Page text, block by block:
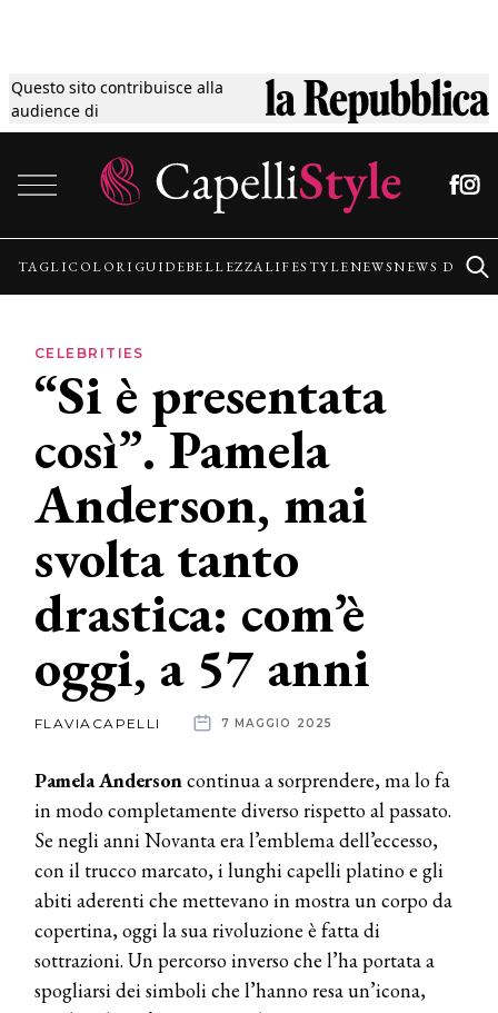
Questo sito contribuisce alla
audience di
Tagli
Colori
Guide
Lifestyle
News
News
dalle
aziende
TAGLICOLORI GUIDEBELLEZZALIFESTYLENEWSNEWS
CELEBRITIES
“Si è presentata
così”. Pamela
Anderson, mai
svolta tanto
drastica: com’è
oggi, a 57 anni
FLAVIACAPELLI 7 MAGGIO 2025
Pamela Andersoncontinua a sorprendere, ma lo fa
in modo completamente diverso rispetto al passato.
Se negli anni Novanta era l’emblema dell’eccesso,
con il trucco marcato, i lunghi capelli platino e gli
abiti aderenti che mettevano in mostra un corpo da
copertina, oggi la sua rivoluzione è fatta di
sottrazioni. Un percorso inverso che l’ha portata a
spogliarsi dei simboli che l’hanno resa un’icona,